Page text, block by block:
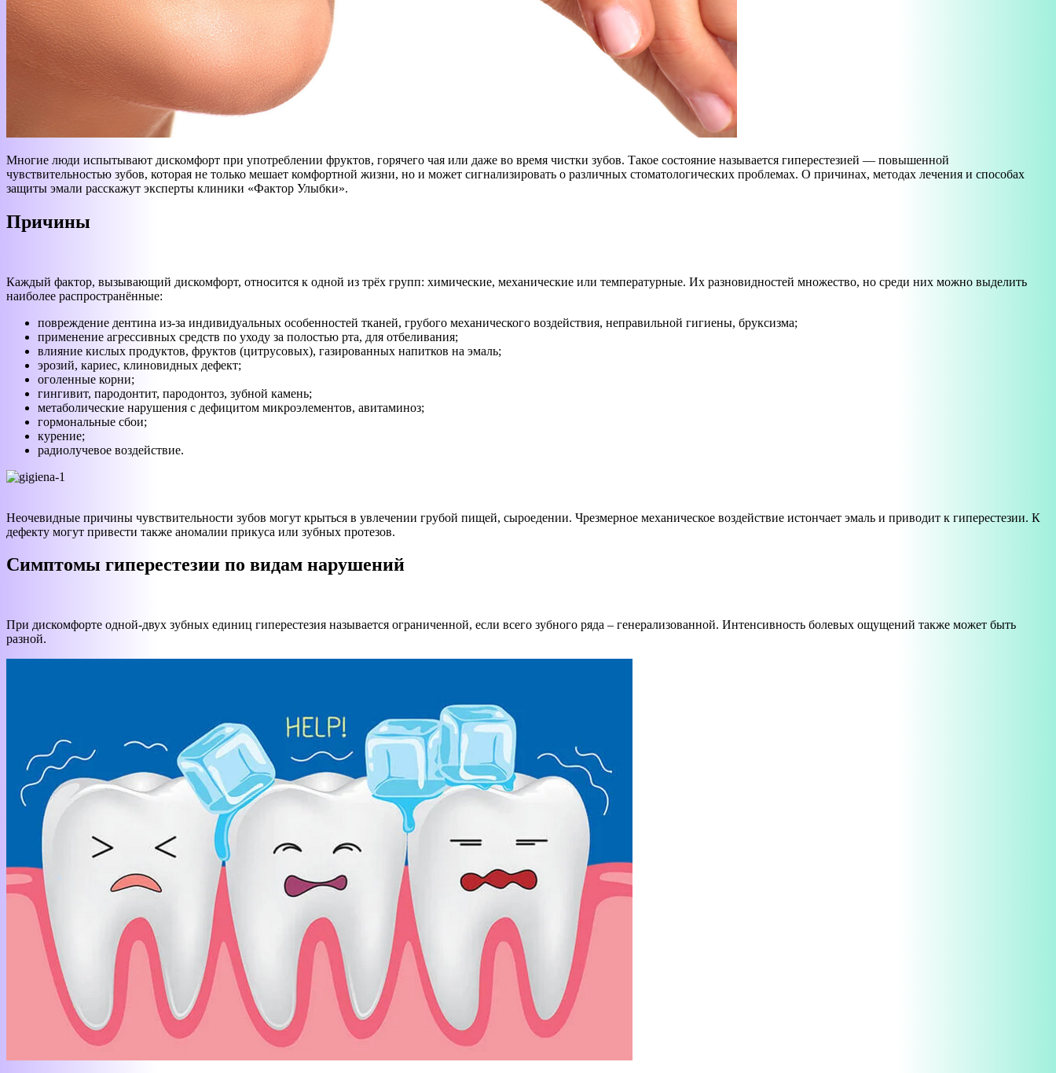
Многие люди испытывают дискомфорт при употреблении фруктов, горячего чая или даже во время чистки зубов. Такое состояние называется гиперестезией — повышенной
чувствительностью зубов, которая не только мешает комфортной жизни, но и может сигнализировать о различных стоматологических проблемах. О причинах, методах лечения и способах
защиты эмали расскажут эксперты клиники «Фактор Улыбки».
Причины
Каждый фактор, вызывающий дискомфорт, относится к одной из трёх групп: химические, механические или температурные. Их разновидностей множество, но среди них можно выделить
наиболее распространённые:
повреждение дентина из-за индивидуальных особенностей тканей, грубого механического воздействия, неправильной гигиены, бруксизма;
применение агрессивных средств по уходу за полостью рта, для отбеливания;
влияние кислых продуктов, фруктов (цитрусовых), газированных напитков на эмаль;
эрозий, кариес, клиновидных дефект;
оголенные корни;
гингивит, пародонтит, пародонтоз, зубной камень;
метаболические нарушения с дефицитом микроэлементов, авитаминоз;
гормональные сбои;
курение;
радиолучевое воздействие.
Неочевидные причины чувствительности зубов могут крыться в увлечении грубой пищей, сыроедении. Чрезмерное механическое воздействие истончает эмаль и приводит к гиперестезии. К
дефекту могут привести также аномалии прикуса или зубных протезов.
Симптомы гиперестезии по видам нарушений
При дискомфорте одной-двух зубных единиц гиперестезия называется ограниченной, если всего зубного ряда – генерализованной. Интенсивность болевых ощущений также может быть
разной.